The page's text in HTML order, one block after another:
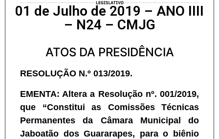
01 de Julho de 2019 – ANO IIII
– N24 – CMJG
ATOS DA PRESIDÊNCIA
RESOLUÇÃO N.º 013/2019.
EMENTA: Altera a Resolução nº. 001/2019,
que “Constitui as Comissões Técnicas
Permanentes da Câmara Municipal do
Jaboatão dos Guararapes, para o biênio